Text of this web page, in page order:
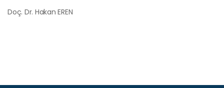
Doç. Dr. Hakan EREN